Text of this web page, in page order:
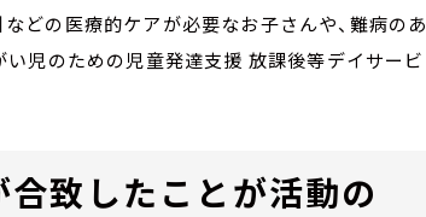
どの医療的ケアが必要なお子さんや、難病のあ
い児のための児童発達支援 放課後等デイサービ
致したことが活動の